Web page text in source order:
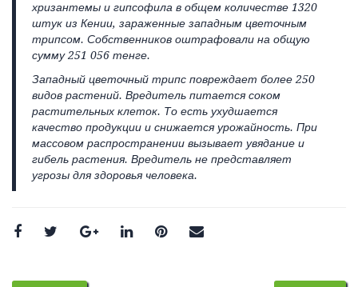
хризантемы и гипсофила в общем количестве 1320
штук из Кении, зараженные западным цветочным
трипсом. Собственников оштрафовали на общую
сумму 251 056 тенге.
Западный цветочный трипс повреждает более 250
видов растений. Вредитель питается соком
растительных клеток. То есть ухудшается
качество продукции и снижается урожайность. При
массовом распространении вызывает увядание и
гибель растения. Вредитель не представляет
угрозы для здоровья человека.